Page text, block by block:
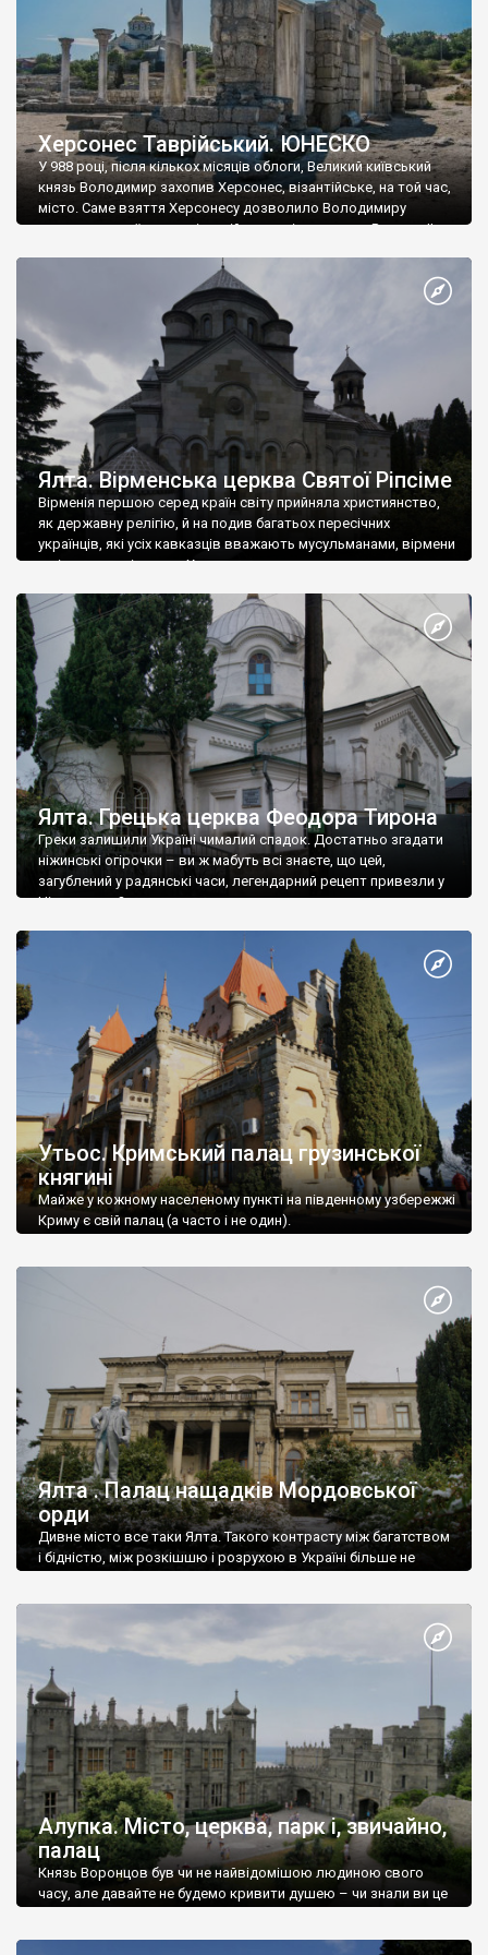
Херсонес Таврійський. ЮНЕСКО
У 988 році, після кількох місяців облоги, Великий київський
князь Володимир захопив Херсонес, візантійське, на той час,
місто. Саме взяття Херсонесу дозволило Володимиру
диктувати свої умови візантійському імператору Василю ІІ, та
Херсонесі Володимир-язичник, став Василем-християнином.
А потім було Хрещення Русі. На честь Херсонесу Таврійського
Ялта. Вірменська церква Святої Ріпсіме
Вірменія першою серед країн світу прийняла християнство,
як державну релігію, й на подив багатьох пересічних
українців, які усіх кавказців вважають мусульманами, вірмени
є відданими вірянами Христа
Ялта. Грецька церква Феодора Тирона
Греки залишили Україні чималий спадок. Достатньо згадати
ніжинські огірочки – ви ж мабуть всі знаєте, що цей,
загублений у радянські часи, легендарний рецепт привезли у
Ніжин греки?
Утьос. Кримський палац грузинської
княгині
Майже у кожному населеному пункті на південному узбережжі
Криму є свій палац (а часто і не один).
Ялта . Палац нащадків Мордовської
орди
Дивне місто все таки Ялта. Такого контрасту між багатством
і бідністю, між розкішшю і розрухою в Україні більше не
Алупка. Місто, церква, парк і, звичайно,
палац
Князь Воронцов був чи не найвідомішою людиною свого
часу, але давайте не будемо кривити душею – чи знали ви це